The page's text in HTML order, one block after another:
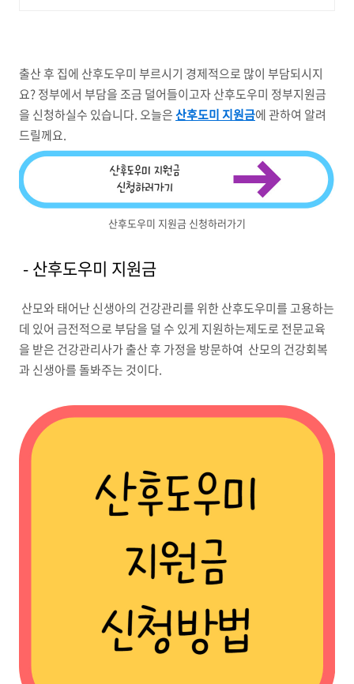
출산 후 집에 산후도우미 부르시기 경제적으로 많이 부담되시지
요? 정부에서 부담을 조금 덜어들이고자 산후도우미 정부지원금
을 신청하실수 있습니다. 오늘은산후도미 지원금에 관하여 알려
드릴께요.
산후도우미 지원금 신청하러가기
- 산후도우미 지원금
산모와 태어난 신생아의 건강관리를 위한 산후도우미를 고용하는
데 있어 금전적으로 부담을 덜 수 있게 지원하는제도로 전문교육
을 받은 건강관리사가 출산 후 가정을 방문하여 산모의 건강회복
과 신생아를 돌봐주는 것이다.